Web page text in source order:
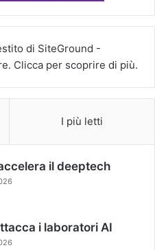
I più letti
il deeptech
i laboratori AI